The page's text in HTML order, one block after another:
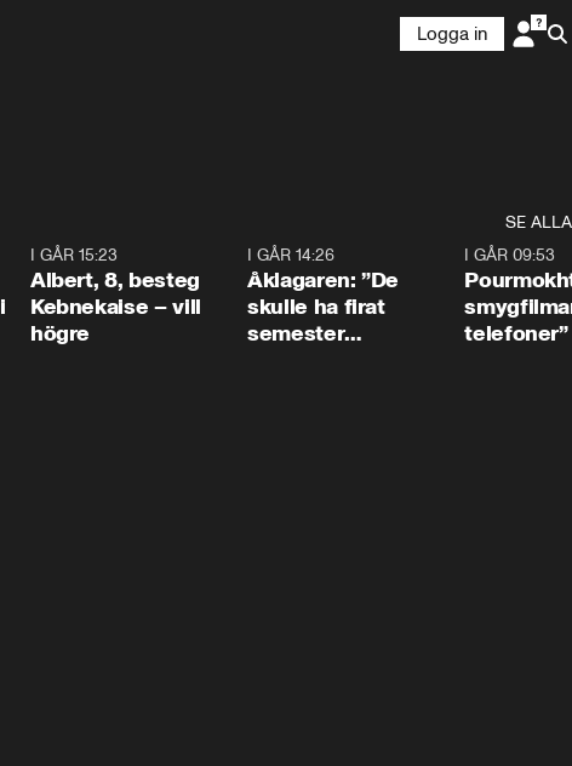
Logga in
SE ALLA
I GÅR 15:23
Albert, 8, besteg
Kebnekaise – vill
högre
I GÅR 14:26
Åklagaren: ”De
skulle ha firat
semester
I GÅR 09:53
telefoner”